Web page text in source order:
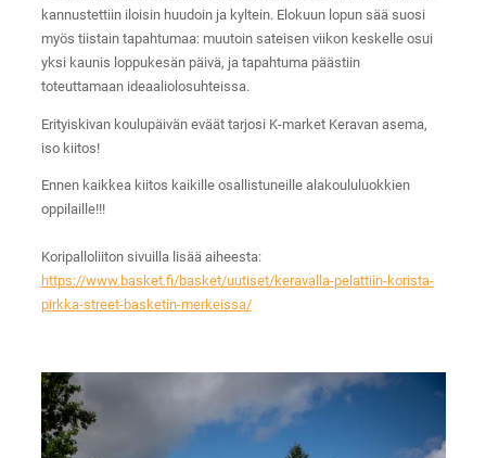
kannustettiin iloisin huudoin ja kyltein. Elokuun lopun sää suosi
myös tiistain tapahtumaa: muutoin sateisen viikon keskelle osui
yksi kaunis loppukesän päivä, ja tapahtuma päästiin
toteuttamaan ideaaliolosuhteissa.
Erityiskivan koulupäivän eväät tarjosi K-market Keravan asema,
iso kiitos!
Ennen kaikkea kiitos kaikille osallistuneille alakoululuokkien
oppilaille!!!
Koripalloliiton sivuilla lisää aiheesta:
https://www.basket.fi/basket/uutiset/keravalla-pelattiin-korista-
pirkka-street-basketin-merkeissa/